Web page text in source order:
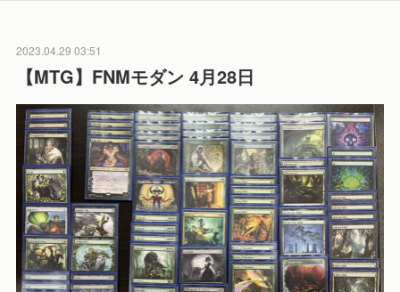
2023.04.29 03:51
【MTG】FNMモダン 4月28日